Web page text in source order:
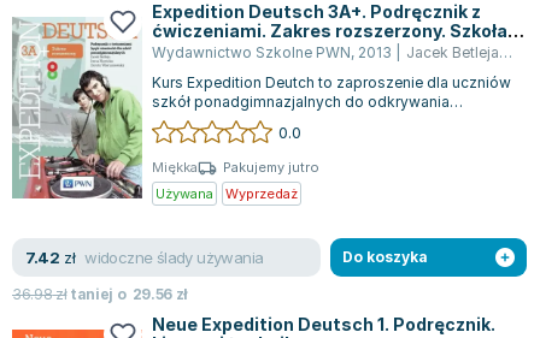
Expedition Deutsch 3A+. Podręcznik z
ćwiczeniami. Zakres rozszerzony. Szkoła
ponadgimnazjalna
Wydawnictwo Szkolne PWN, 2013 Jacek Betleja
,
Kurs Expedition Deutch to zaproszenie dla uczniów
szkół ponadgimnazjalnych do odkrywania
nowoczesnego języka niemieckiego. Umożliw...
0.0
Miękka
Pakujemy jutro
Używana
Wyprzedaż
7.42 zł widoczne ślady używania
36.98złtaniej o 29.56 zł
Do koszyka
Neue Expedition Deutsch 1. Podręcznik.